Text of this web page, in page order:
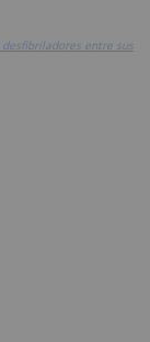
desfibriladores entre sus